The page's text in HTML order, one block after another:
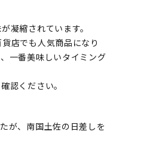
凝縮されています。
店でも人気商品になり
一番美味しいタイミング
認ください。
が、南国土佐の日差しを